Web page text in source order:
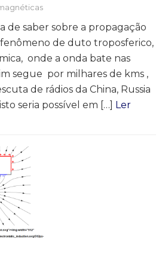
de saber sobre a propagação
de duto troposferico,
onde a onda bate nas
segue por milhares de kms ,
de rádios da China, Russia
seria possível em […] Ler